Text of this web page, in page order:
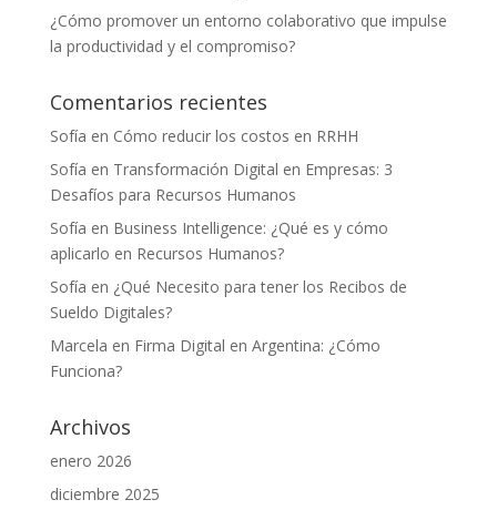
¿Cómo promover un entorno colaborativo que impulse
la productividad y el compromiso?
Comentarios recientes
Sofía en Cómo reducir los costos en RRHH
Sofía en Transformación Digital en Empresas: 3
Desafíos para Recursos Humanos
Sofía en Business Intelligence: ¿Qué es y cómo
aplicarlo en Recursos Humanos?
Sofía en ¿Qué Necesito para tener los Recibos de
Sueldo Digitales?
Marcela en Firma Digital en Argentina: ¿Cómo
Funciona?
Archivos
enero 2026
diciembre 2025